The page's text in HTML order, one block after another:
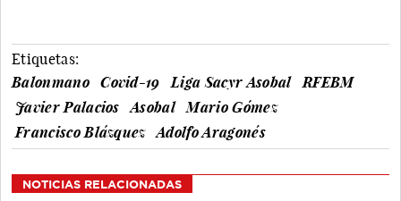
Etiquetas:
Balonmano
Covid-19 Liga Sacyr Asobal
RFEBM
Javier Palacios
Asobal
Mario Gómez
Francisco Blázquez
Adolfo Aragonés
NOTICIAS RELACIONADAS